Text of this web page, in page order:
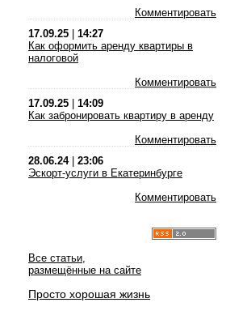
Комментировать
17.09.25
14:27
Как оформить аренду квартиры в
налоговой
Комментировать
17.09.25
14:09
Как забронировать квартиру в аренду
Комментировать
28.06.24| 23:06
Эскорт-услуги в Екатеринбурге
Комментировать
Все статьи,
размещённые на сайте
Просто хорошая жизнь